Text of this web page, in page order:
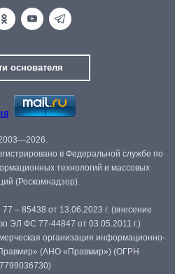
основателя
в Федеральной службе по
технологий и массовых
(Роскомнадзор).
– 85438 от 13.06.2023 г. (внесение
ЭЛ ФС 77-44847 от 03.05.2011 г.)
организация информационно-
(АНО «Правмир») (ОГРН